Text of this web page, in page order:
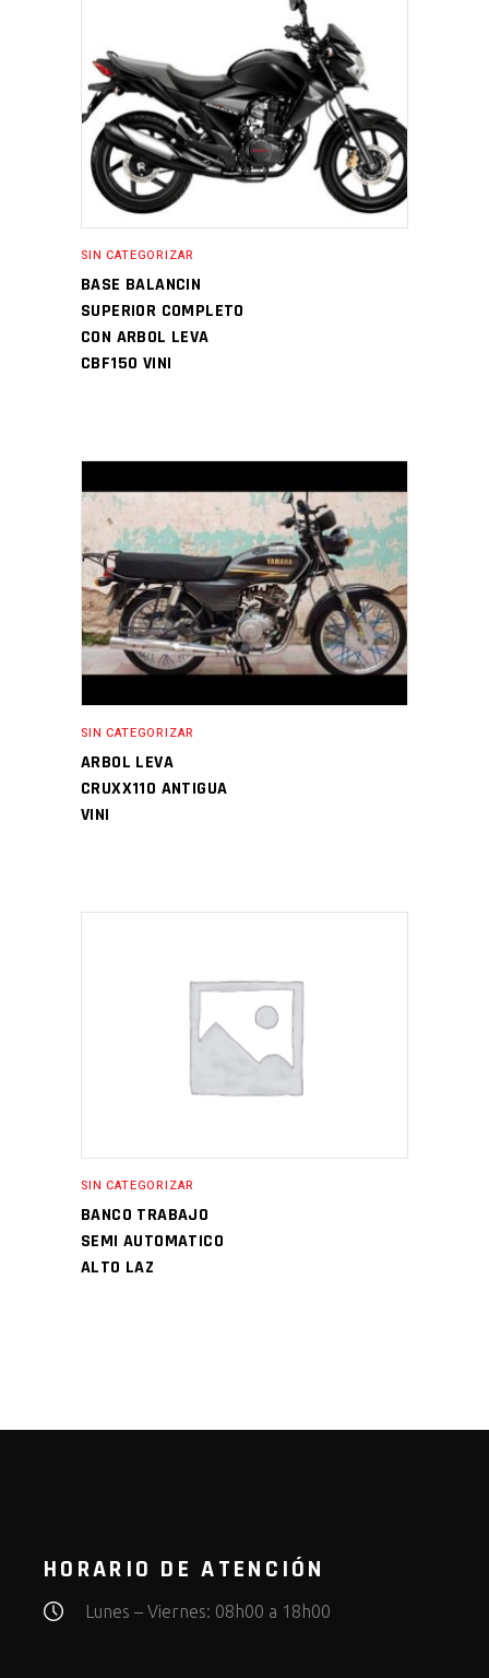
SIN CATEGORIZAR
BASE BALANCIN
SUPERIOR COMPLETO
CON ARBOL LEVA
CBF150 VINI
SIN CATEGORIZAR
ARBOL LEVA
CRUXX110 ANTIGUA
VINI
SIN CATEGORIZAR
BANCO TRABAJO
SEMI AUTOMATICO
ALTO LAZ
HORARIO DE ATENCIÓN
Lunes – Viernes: 08h00 a 18h00